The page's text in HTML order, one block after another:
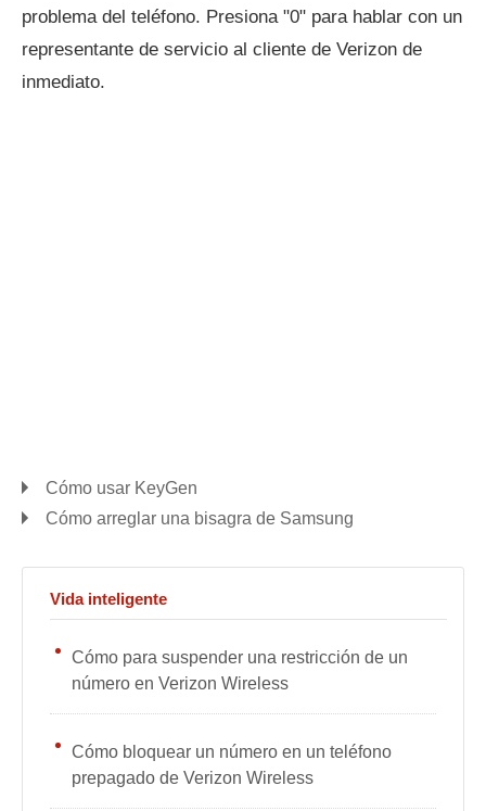
problema del teléfono. Presiona "0" para hablar con un
representante de servicio al cliente de Verizon de
inmediato.
Cómo usar KeyGen
Cómo arreglar una bisagra de Samsung
Vida inteligente
Cómo para suspender una restricción de un
número en Verizon Wireless
Cómo bloquear un número en un teléfono
prepagado de Verizon Wireless